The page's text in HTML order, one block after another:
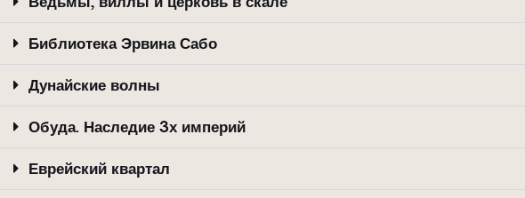
Библиотека Эрвина Сабо
Дунайские волны
Обуда. Наследие 3х империй
Еврейский квартал